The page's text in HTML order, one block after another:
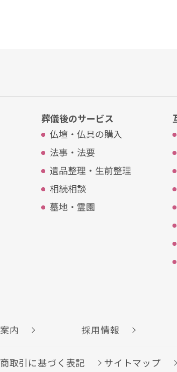
葬儀後のサービス
仏壇・仏具の購入
法事・法要
遺品整理・⽣前整理
相続相談
墓地・霊園
案内 採用情報
商取引に基づく表記 サイトマップ